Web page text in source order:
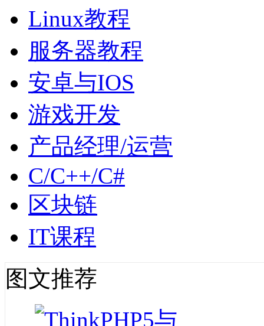
Linux教程
服务器教程
安卓与IOS
游戏开发
产品经理/运营
C/C++/C#
区块链
IT课程
图文推荐